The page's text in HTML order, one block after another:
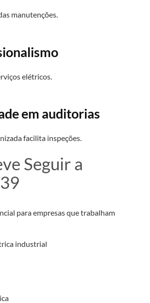
manutenções.
elétricos.
em auditorias
facilita inspeções.
Seguir a
para empresas que trabalham
industrial